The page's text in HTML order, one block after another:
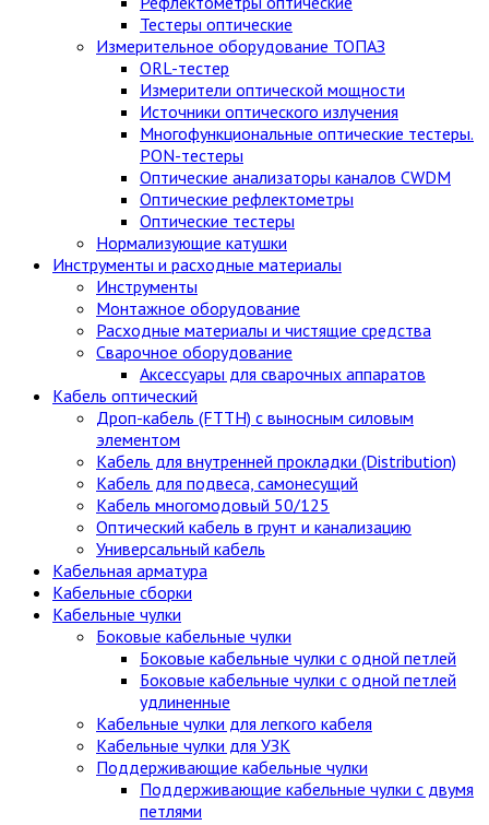
Тестеры оптические
Измерительное оборудование ТОПАЗ
ORL-тестер
Измерители оптической мощности
Источники оптического излучения
Многофункциональные оптические тестеры.
PON-тестеры
Оптические анализаторы каналов CWDM
Оптические рефлектометры
Оптические тестеры
Нормализующие катушки
Инструменты и расходные материалы
Инструменты
Монтажное оборудование
Расходные материалы и чистящие средства
Сварочное оборудование
Аксессуары для сварочных аппаратов
Кабель оптический
Дроп-кабель (FTTH) с выносным силовым
элементом
Кабель для внутренней прокладки (Distribution)
Кабель для подвеса, самонесущий
Кабель многомодовый 50/125
Оптический кабель в грунт и канализацию
Универсальный кабель
Кабельная арматура
Кабельные сборки
Кабельные чулки
Боковые кабельные чулки
Боковые кабельные чулки с одной петлей
Боковые кабельные чулки с одной петлей
удлиненные
Кабельные чулки для легкого кабеля
Кабельные чулки для УЗК
Поддерживающие кабельные чулки
Поддерживающие кабельные чулки с двумя
петлями